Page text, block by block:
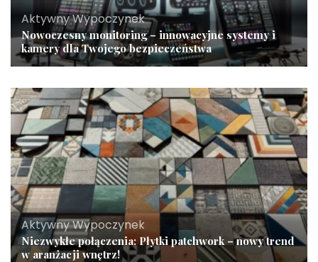
Aktywny Wypoczynek
Nowoczesny monitoring – innowacyjne systemy i
kamery dla Twojego bezpieczeństwa
Aktywny Wypoczynek
Niezwykłe połączenia: Płytki patchwork – nowy trend
w aranżacji wnętrz!